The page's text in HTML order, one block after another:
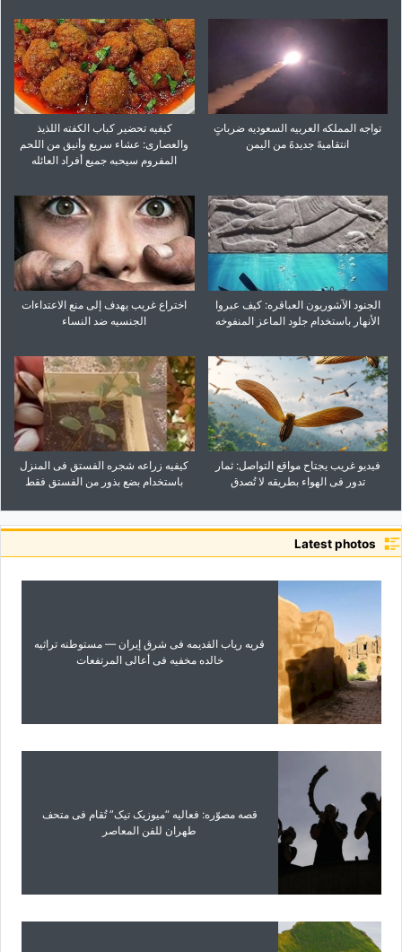
تواجه المملکه العربیه السعودیه ضرباتٍ
انتقامیهً جدیدهً من الیمن
کیفیه تحضیر کباب الکفته اللذیذ
والعصاری: عشاء سریع وأنیق من اللحم
المفروم سیحبه جمیع أفراد العائله
الجنود الآشوریون العباقره: کیف عبروا
الأنهار باستخدام جلود الماعز المنفوخه
اختراع غریب یهدف إلى منع الاعتداءات
الجنسیه ضد النساء
فیدیو غریب یجتاح مواقع التواصل: ثمار
تدور فی الهواء بطریقه لا تُصدق
کیفیه زراعه شجره الفستق فی المنزل
باستخدام بضع بذور من الفستق فقط
Latest photos
قریه ریاب القدیمه فی شرق إیران — مستوطنه تراثیه
خالده مخفیه فی أعالی المرتفعات
قصه مصوّره: فعالیه “میوزیک تیک” تُقام فی متحف
طهران للفن المعاصر